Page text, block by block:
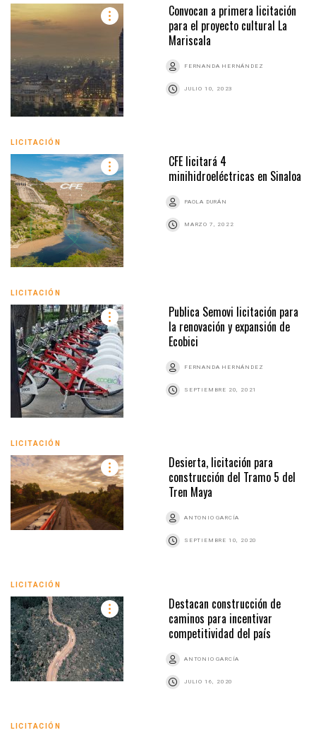
Convocan a primera licitación
para el proyecto cultural La
Mariscala
FERNANDA HERNÁNDEZ
JULIO 10, 2023
LICITACIÓN
CFE licitará 4
minihidroeléctricas en Sinaloa
PAOLA DURÁN
MARZO 7, 2022
LICITACIÓN
Publica Semovi licitación para
la renovación y expansión de
Ecobici
FERNANDA HERNÁNDEZ
SEPTIEMBRE 20, 2021
LICITACIÓN
Desierta, licitación para
construcción del Tramo 5 del
Tren Maya
ANTONIO GARCÍA
SEPTIEMBRE 10, 2020
LICITACIÓN
Destacan construcción de
caminos para incentivar
competitividad del país
ANTONIO GARCÍA
JULIO 16, 2020
LICITACIÓN